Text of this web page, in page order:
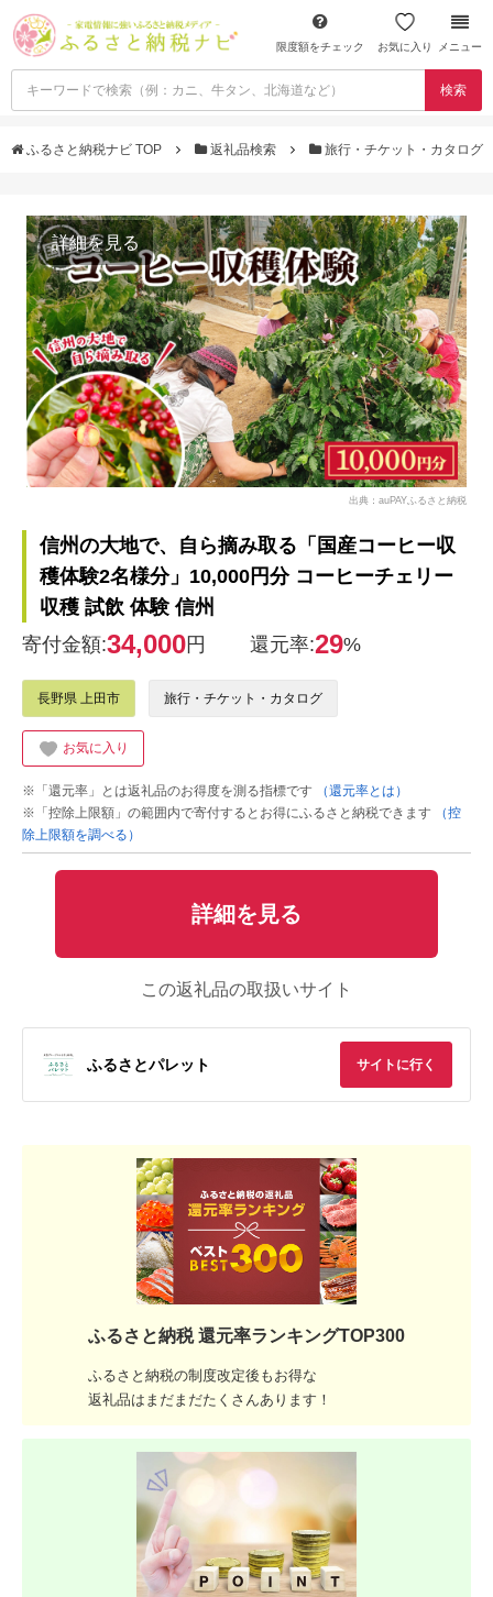
限度額をチェック お気に入り メニュー
検索
ふるさと納税ナビ TOP 返礼品検索 旅行・チケット・カタログ
詳細を見る
出典：auPAYふるさと納税
信州の大地で、自ら摘み取る「国産コーヒー収
穫体験2名様分」10,000円分 コーヒーチェリー
収穫 試飲 体験 信州
寄付金額:34,000円 還元率:29%
長野県 上田市 旅行・チケット・カタログ
お気に入り
※「還元率」とは返礼品のお得度を測る指標です
（還元率とは）
※「控除上限額」の範囲内で寄付するとお得にふるさと納税できます
（控
除上限額を調べる）
詳細を見る
この返礼品の取扱いサイト
ふるさとパレット サイトに行く
ふるさと納税 還元率ランキングTOP300
ふるさと納税の制度改定後もお得な
返礼品はまだまだたくさんあります！